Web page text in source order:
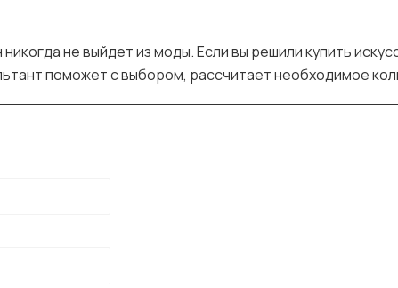
не выйдет из моды. Если вы решили купить
поможет с выбором, рассчитает необходимое